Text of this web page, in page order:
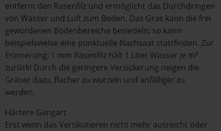
entfernt den Rasenfilz und ermöglicht das Durchdringen
von Wasser und Luft zum Boden. Das Gras kann die frei
gewordenen Bodenbereiche besiedeln; so kann
beispielsweise eine punktuelle Nachsaat stattfinden. Zur
Erinnerung: 1 mm Rasenfilz hält 1 Liter Wasser je m²
zurück! Durch die geringere Versickerung neigen die
Gräser dazu, flacher zu wurzeln und anfälliger zu
werden.
Härtere Gangart
Erst wenn das Vertikutieren nicht mehr ausreicht oder